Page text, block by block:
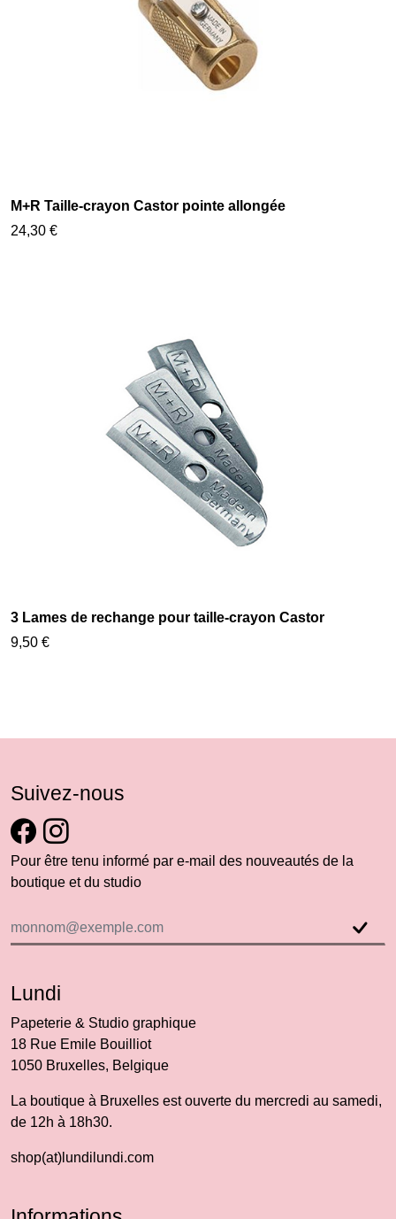
M+R Taille-crayon Castor pointe allongée
24,30 €
3 Lames de rechange pour taille-crayon Castor
9,50 €
Suivez-nous
Pour être tenu informé par e-mail des nouveautés de la
boutique et du studio
Lundi
Papeterie & Studio graphique
18 Rue Emile Bouilliot
1050 Bruxelles, Belgique
La boutique à Bruxelles est ouverte du mercredi au samedi,
de 12h à 18h30.
shop(at)lundilundi.com